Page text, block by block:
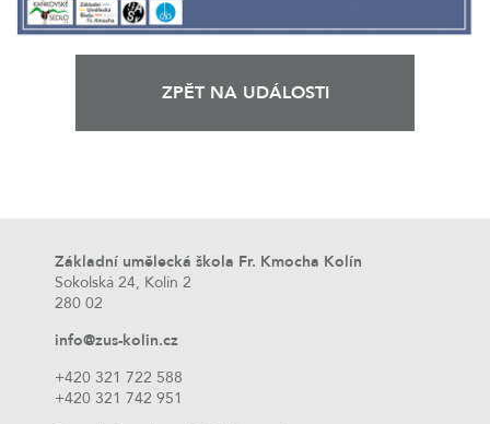
ZPĚT NA UDÁLOSTI
Základní umělecká škola Fr. Kmocha Kolín
Sokolská 24, Kolín 2
280 02
info@zus-kolin.cz
+420 321 722 588
+420 321 742 951